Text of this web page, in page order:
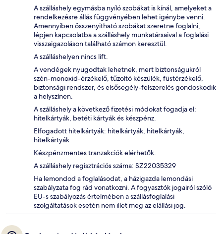
A szálláshely egymásba nyíló szobákat is kínál, amelyeket a
rendelkezésre állás függvényében lehet igénybe venni.
Amennyiben összenyitható szobákat szeretne foglalni,
lépjen kapcsolatba a szálláshely munkatársaival a foglalási
visszaigazoláson található számon keresztül.
A szálláshelyen nincs lift.
A vendégek nyugodtak lehetnek, mert biztonságukról
szén-monoxid-érzékelő, tűzoltó készülék, füstérzékelő,
biztonsági rendszer, és elsősegély-felszerelés gondoskodik
a helyszínen.
A szálláshely a következő fizetési módokat fogadja el:
hitelkártyák, betéti kártyák és készpénz.
Elfogadott hitelkártyák: hitelkártyák, hitelkártyák,
hitelkártyák
Készpénzmentes tranzakciók elérhetők.
A szálláshely regisztrációs száma: SZ22035329
Ha lemondod a foglalásodat, a házigazda lemondási
szabályzata fog rád vonatkozni. A fogyasztók jogairól szóló
EU-s szabályozás értelmében a szállásfoglalási
szolgáltatások esetén nem illet meg az elállási jog.